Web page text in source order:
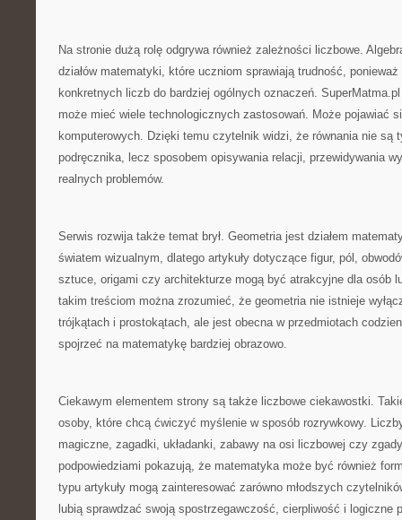
Na stronie dużą rolę odgrywa również zależności liczbowe.
działów matematyki, które uczniom sprawiają trudność,
konkretnych liczb do bardziej ogólnych oznaczeń.
może mieć wiele technologicznych zastosowań. Może pojawiać
komputerowych. Dzięki temu czytelnik widzi, że równania nie są
podręcznika, lecz sposobem opisywania relacji, przewidywania
realnych problemów.
Serwis rozwija także temat brył. Geometria jest działem
światem wizualnym, dlatego artykuły dotyczące figur, pól,
sztuce, origami czy architekturze mogą być atrakcyjne dla osób
takim treściom można zrozumieć, że geometria nie istnieje
trójkątach i prostokątach, ale jest obecna w przedmiotach
spojrzeć na matematykę bardziej obrazowo.
Ciekawym elementem strony są także liczbowe ciekawostki.
osoby, które chcą ćwiczyć myślenie w sposób rozrywkowy.
magiczne, zagadki, układanki, zabawy na osi liczbowej czy
podpowiedziami pokazują, że matematyka może być również
typu artykuły mogą zainteresować zarówno młodszych
lubią sprawdzać swoją spostrzegawczość, cierpliwość i logiczne